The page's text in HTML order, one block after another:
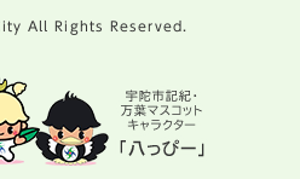
All Rights Reserved.